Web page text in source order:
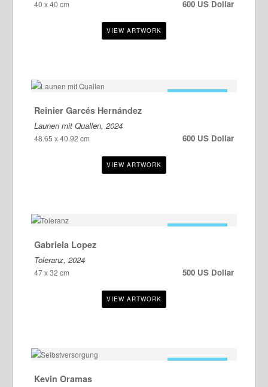
40 x 40 cm 600 US Dollar
Reinier Garcés Hernández
Launen mit Quallen, 2024
48.65 x 40.92 cm 600 US Dollar
Gabriela Lopez
Toleranz, 2024
47 x 32 cm 500 US Dollar
Kevin Oramas